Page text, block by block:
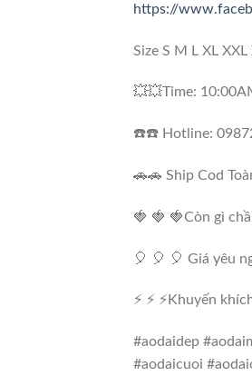
https://
Size S M L XL XXL
💥💥Time:
☎️☎️ Hotline:
🚗🚗 Ship Cod
🍓 🍓 🍓Còn gì
🎈 🎈 🎈 Giá yêu
⚡ ⚡ ⚡Khuyến
#aodaidep
#aodaicuoi